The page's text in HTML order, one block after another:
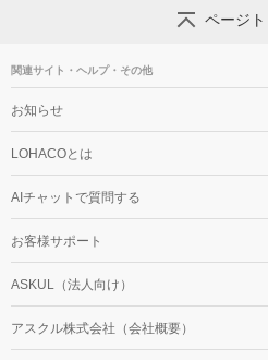
ページ
関連サイト・ヘルプ・その他
お知らせ
LOHACOとは
AIチャットで質問する
お客様サポート
ASKUL（法人向け）
アスクル株式会社（会社概要）